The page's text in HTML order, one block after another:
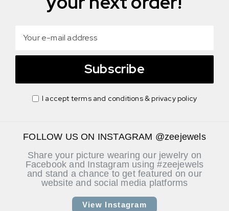
Subscribe
I accept terms and conditions & privacy policy
FOLLOW US ON INSTAGRAM @zeejewels
Share your picture wearing our jewelry on
Facebook and Instagram using #zeejewels
and stand a chance to get featured on our
website and social media platforms
View Instagram